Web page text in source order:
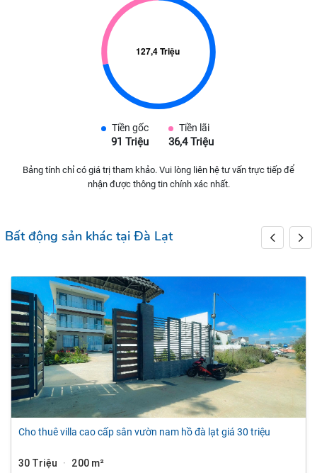
Tiền gốc
91 Triệu
Tiền lãi
36,4 Triệu
Bảng tính chỉ có giá trị tham khảo. Vui lòng liên hệ tư vấn trực tiếp để
nhận được thông tin chính xác nhất.
Bất động sản khác tại Đà Lạt
cho thuê villa cao cấp sân vườn nam hồ đà lạt giá 30 triệu
30 Triệu · 200 m²